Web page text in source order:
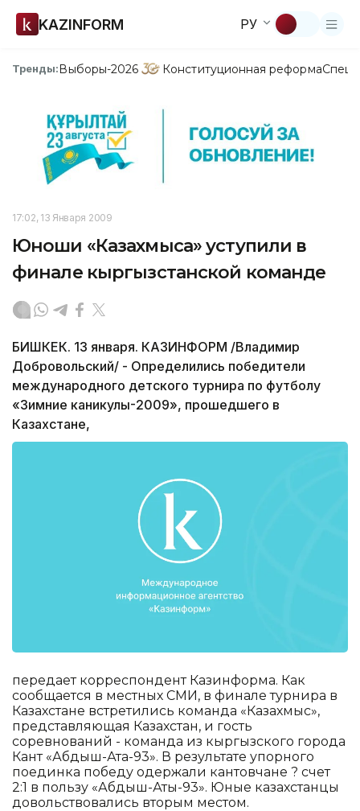
KAZINFORM РУ
Тренды:Выборы-2026 Конституционная реформа
17:02, 13 Января 2009
Юноши «Казахмыса» уступили в
финале кыргызстанской команде
БИШКЕК. 13 января. КАЗИНФОРМ /Владимир
Добровольский/ - Определились победители
международного детского турнира по футболу
«Зимние каникулы-2009», прошедшего в
Казахстане,
передает корреспондент Казинформа. Как
сообщается в местных СМИ, в финале турнира в
Казахстане встретились команда «Казахмыс»,
представляющая Казахстан, и гость
соревнований - команда из кыргызского города
Кант «Абдыш-Ата-93». В результате упорного
поединка победу одержали кантовчане ? счет
2:1 в пользу «Абдыш-Аты-93». Юные казахстанцы
довольствовались вторым местом.